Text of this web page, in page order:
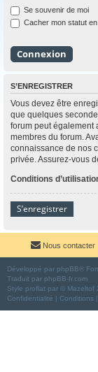
Se souvenir de moi
Cacher mon statut
S’ENREGISTRER
Vous devez être
que quelques
forum peut également
membres du forum.
connaissance de nos
privée. Assurez-vous
Conditions
S’enregistrer
Nous contacter
Développé par phpBB®
Traduit par phpBB-fr.com
Style proflat par © Mazeltof
Confidentialité | Conditions |